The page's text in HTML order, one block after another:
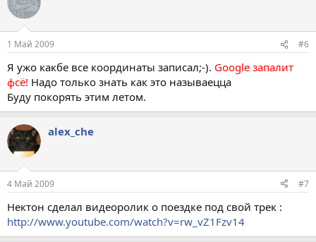
1 Май 2009 #6
Я ужо какбе все координаты записал;-). Google запалит
фсё! Надо только знать как это называецца
Буду покорять этим летом.
alex_che
4 Май 2009 #7
Нектон сделал видеоролик о поездке под свой трек :
http://www.youtube.com/watch?v=rw_vZ1Fzv14